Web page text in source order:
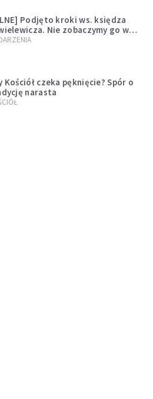
Podjęto kroki ws. księdza
Nie zobaczymy go w
Kościół czeka pęknięcie? Spór o
narasta